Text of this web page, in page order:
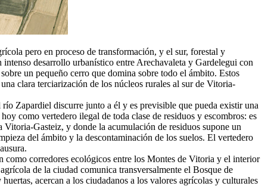
pero en proceso de transformación, y el sur, forestal y
desarrollo urbanístico entre Arechavaleta y Gardelegui con
un pequeño cerro que domina sobre todo el ámbito. Estos
clara terciarización de los núcleos rurales al sur de Vitoria-
Zapardiel discurre junto a él y es previsible que pueda existir una
como vertedero ilegal de toda clase de residuos y escombros: es
Gasteiz, y donde la acumulación de residuos supone un
del ámbito y la descontaminación de los suelos. El vertedero
como corredores ecológicos entre los Montes de Vitoria y el interior
de la ciudad comunica transversalmente el Bosque de
acercan a los ciudadanos a los valores agrícolas y culturales